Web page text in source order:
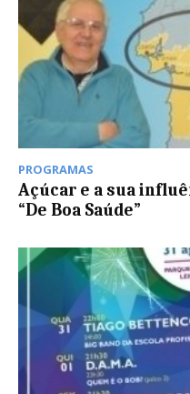
PROGRAMAS
Açúcar e a sua
“De Boa Saúde”